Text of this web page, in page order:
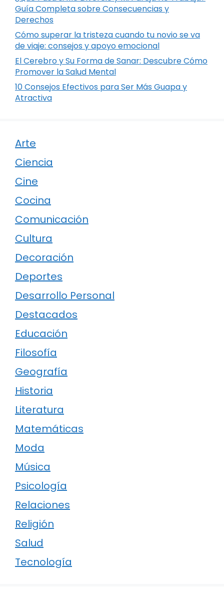
Guía Completa sobre Consecuencias y
Derechos
Cómo superar la tristeza cuando tu novio se va
de viaje: consejos y apoyo emocional
El Cerebro y Su Forma de Sanar: Descubre Cómo
Promover la Salud Mental
10 Consejos Efectivos para Ser Más Guapa y
Atractiva
Arte
Ciencia
Cine
Cocina
Comunicación
Cultura
Decoración
Deportes
Desarrollo Personal
Destacados
Educación
Filosofía
Geografía
Historia
Literatura
Matemáticas
Moda
Música
Psicología
Relaciones
Religión
Salud
Tecnología